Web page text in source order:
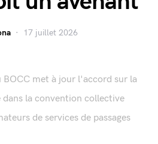
17 juillet 2026
BOCC met à jour l'accord sur la
la convention collective
de services de passages